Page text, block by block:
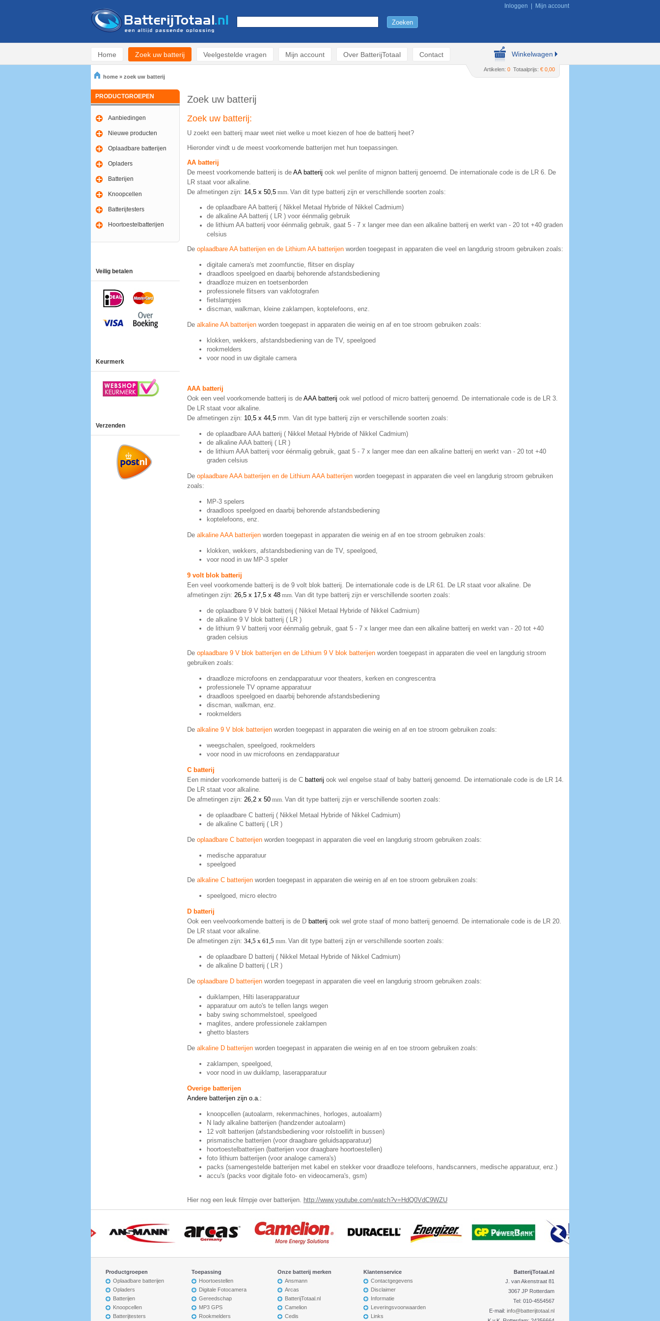
Inloggen Mijn account
Home Zoek uw batterij Veelgestelde vragen Mijn account Over BatterijTotaal Contact Winkelwagen
Artikelen: 0 Totaalprijs: € 0,00
home » zoek uw batterij
PRODUCTGROEPEN
Aanbiedingen
Nieuwe producten
Oplaadbare batterijen
Opladers
Batterijen
Knoopcellen
Batterijtesters
Hoortoestelbatterijen
Veilig betalen
Keurmerk
Verzenden
Zoek uw batterij
Zoek uw batterij:
U zoekt een batterij maar weet niet welke u moet kiezen of hoe de batterij heet?
Hieronder vindt u de meest voorkomende batterijen met hun toepassingen.
AA batterij
De meest voorkomende batterij is de AA batterij ook wel penlite of mignon batterij genoemd. De internationale code is de LR 6. De
LR staat voor alkaline.
De afmetingen zijn: 14,5 x 50,5 mm. Van dit type batterij zijn er verschillende soorten zoals:
de oplaadbare AA batterij ( Nikkel Metaal Hybride of Nikkel Cadmium)
de alkaline AA batterij ( LR ) voor éénmalig gebruik
de lithium AA batterij voor éénmalig gebruik, gaat 5 - 7 x langer mee dan een alkaline batterij en werkt van - 20 tot +40 graden
celsius
De oplaadbare AA batterijen en de Lithium AA batterijen worden toegepast in apparaten die veel en langdurig stroom gebruiken zoals:
digitale camera's met zoomfunctie, flitser en display
draadloos speelgoed en daarbij behorende afstandsbediening
draadloze muizen en toetsenborden
professionele flitsers van vakfotografen
fietslampjes
discman, walkman, kleine zaklampen, koptelefoons, enz.
De alkaline AA batterijen worden toegepast in apparaten die weinig en af en toe stroom gebruiken zoals:
klokken, wekkers, afstandsbediening van de TV, speelgoed
rookmelders
voor nood in uw digitale camera
AAA batterij
Ook een veel voorkomende batterij is de AAA batterij ook wel potlood of micro batterij genoemd. De internationale code is de LR 3.
De LR staat voor alkaline.
De afmetingen zijn: 10,5 x 44,5 mm. Van dit type batterij zijn er verschillende soorten zoals:
de oplaadbare AAA batterij ( Nikkel Metaal Hybride of Nikkel Cadmium)
de alkaline AAA batterij ( LR )
de lithium AAA batterij voor éénmalig gebruik, gaat 5 - 7 x langer mee dan een alkaline batterij en werkt van - 20 tot +40
graden celsius
De oplaadbare AAA batterijen en de Lithium AAA batterijen worden toegepast in apparaten die veel en langdurig stroom gebruiken
zoals:
MP-3 spelers
draadloos speelgoed en daarbij behorende afstandsbediening
koptelefoons, enz.
De alkaline AAA batterijen worden toegepast in apparaten die weinig en af en toe stroom gebruiken zoals:
klokken, wekkers, afstandsbediening van de TV, speelgoed,
voor nood in uw MP-3 speler
9 volt blok batterij
Een veel voorkomende batterij is de 9 volt blok batterij. De internationale code is de LR 61. De LR staat voor alkaline. De
afmetingen zijn: 26,5 x 17,5 x 48 mm. Van dit type batterij zijn er verschillende soorten zoals:
de oplaadbare 9 V blok batterij ( Nikkel Metaal Hybride of Nikkel Cadmium)
de alkaline 9 V blok batterij ( LR )
de lithium 9 V batterij voor éénmalig gebruik, gaat 5 - 7 x langer mee dan een alkaline batterij en werkt van - 20 tot +40
graden celsius
De oplaadbare 9 V blok batterijen en de Lithium 9 V blok batterijen worden toegepast in apparaten die veel en langdurig stroom
gebruiken zoals:
draadloze microfoons en zendapparatuur voor theaters, kerken en congrescentra
professionele TV opname apparatuur
draadloos speelgoed en daarbij behorende afstandsbediening
discman, walkman, enz.
rookmelders
De alkaline 9 V blok batterijen worden toegepast in apparaten die weinig en af en toe stroom gebruiken zoals:
weegschalen, speelgoed, rookmelders
voor nood in uw microfoons en zendapparatuur
C batterij
Een minder voorkomende batterij is de C batterij ook wel engelse staaf of baby batterij genoemd. De internationale code is de LR 14.
De LR staat voor alkaline.
De afmetingen zijn: 26,2 x 50 mm. Van dit type batterij zijn er verschillende soorten zoals:
de oplaadbare C batterij ( Nikkel Metaal Hybride of Nikkel Cadmium)
de alkaline C batterij ( LR )
De oplaadbare C batterijen worden toegepast in apparaten die veel en langdurig stroom gebruiken zoals:
medische apparatuur
speelgoed
De alkaline C batterijen worden toegepast in apparaten die weinig en af en toe stroom gebruiken zoals:
speelgoed, micro electro
D batterij
Ook een veelvoorkomende batterij is de D batterij ook wel grote staaf of mono batterij genoemd. De internationale code is de LR 20.
De LR staat voor alkaline.
De afmetingen zijn: 34,5 x 61,5 mm. Van dit type batterij zijn er verschillende soorten zoals:
de oplaadbare D batterij ( Nikkel Metaal Hybride of Nikkel Cadmium)
de alkaline D batterij ( LR )
De oplaadbare D batterijen worden toegepast in apparaten die veel en langdurig stroom gebruiken zoals:
duiklampen, Hilti laserapparatuur
apparatuur om auto's te tellen langs wegen
baby swing schommelstoel, speelgoed
maglites, andere professionele zaklampen
ghetto blasters
De alkaline D batterijen worden toegepast in apparaten die weinig en af en toe stroom gebruiken zoals:
zaklampen, speelgoed,
voor nood in uw duiklamp, laserapparatuur
Overige batterijen
Andere batterijen zijn o.a.:
knoopcellen (autoalarm, rekenmachines, horloges, autoalarm)
N lady alkaline batterijen (handzender autoalarm)
12 volt batterijen (afstandsbediening voor rolstoellift in bussen)
prismatische batterijen (voor draagbare geluidsapparatuur)
hoortoestelbatterijen (batterijen voor draagbare hoortoestellen)
foto lithium batterijen (voor analoge camera's)
packs (samengestelde batterijen met kabel en stekker voor draadloze telefoons, handscanners, medische apparatuur, enz.)
accu's (packs voor digitale foto- en videocamera's, gsm)
Hier nog een leuk filmpje over batterijen. http://www.youtube.com/watch?v=HdQ0VdC9WZU
Productgroepen
Oplaadbare batterijen
Opladers
Batterijen
Knoopcellen
Batterijtesters
Toepassing
Hoortoestellen
Digitale Fotocamera
Gereedschap
MP3 GPS
Rookmelders
Onze batterij merken
Ansmann
Arcas
BatterijTotaal.nl
Camelion
Cedis
Klantenservice
Contactgegevens
Disclaimer
Informatie
Leveringsvoorwaarden
Links
BatterijTotaal.nl
J. van Akenstraat 81
3067 JP Rotterdam
Tel: 010-4554567
E-mail: info@batterijtotaal.nl